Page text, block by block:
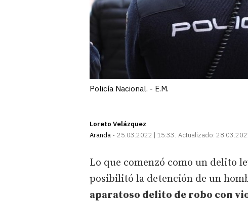
Policía Nacional. - E.M.
Loreto Velázquez
Aranda
25.03.2022 | 15:33 Actualizado:
Lo que comenzó como un delito
posibilitó la detención de un
aparatoso delito de robo con